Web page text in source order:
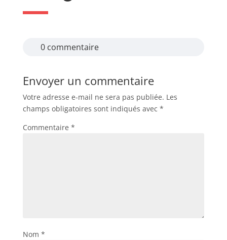
0 commentaire
Envoyer un commentaire
Votre adresse e-mail ne sera pas publiée. Les
champs obligatoires sont indiqués avec *
Commentaire *
Nom *